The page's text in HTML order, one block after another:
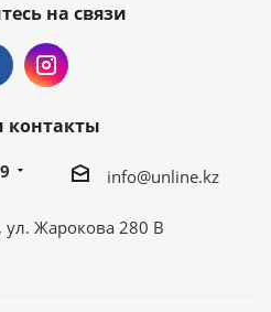
на связи
info@unline.kz
ул. Жарокова 280 В